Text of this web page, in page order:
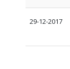
29-12-2017